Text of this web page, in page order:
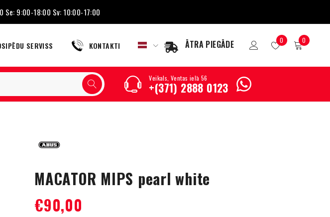
Se: 9:00-18:00 Sv: 10:00-17:00
SERVISS KONTAKTI ĀTRA PIEGĀDE 0 0
Veikals, Ventas ielā 56
+(371) 2888 0123
MACATOR MIPS pearl white
€90,00